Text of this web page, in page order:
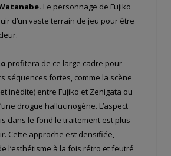
Le personnage de Fujiko
d’un vaste terrain de jeu pour être
profitera de ce large cadre pour
séquences fortes, comme la scène
inédite) entre Fujiko et Zenigata ou
drogue hallucinogène. L’aspect
dans le fond le traitement est plus
Cette approche est densifiée,
l’esthétisme à la fois rétro et feutré